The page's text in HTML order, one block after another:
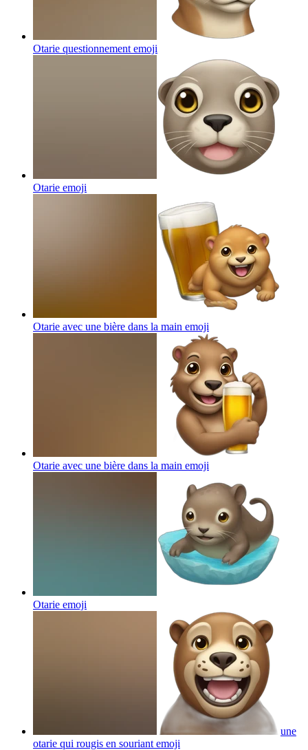
Otarie questionnement emoji
Otarie emoji
Otarie avec une bière dans la main emoji
Otarie avec une bière dans la main emoji
Otarie emoji
une
otarie qui rougis en souriant emoji